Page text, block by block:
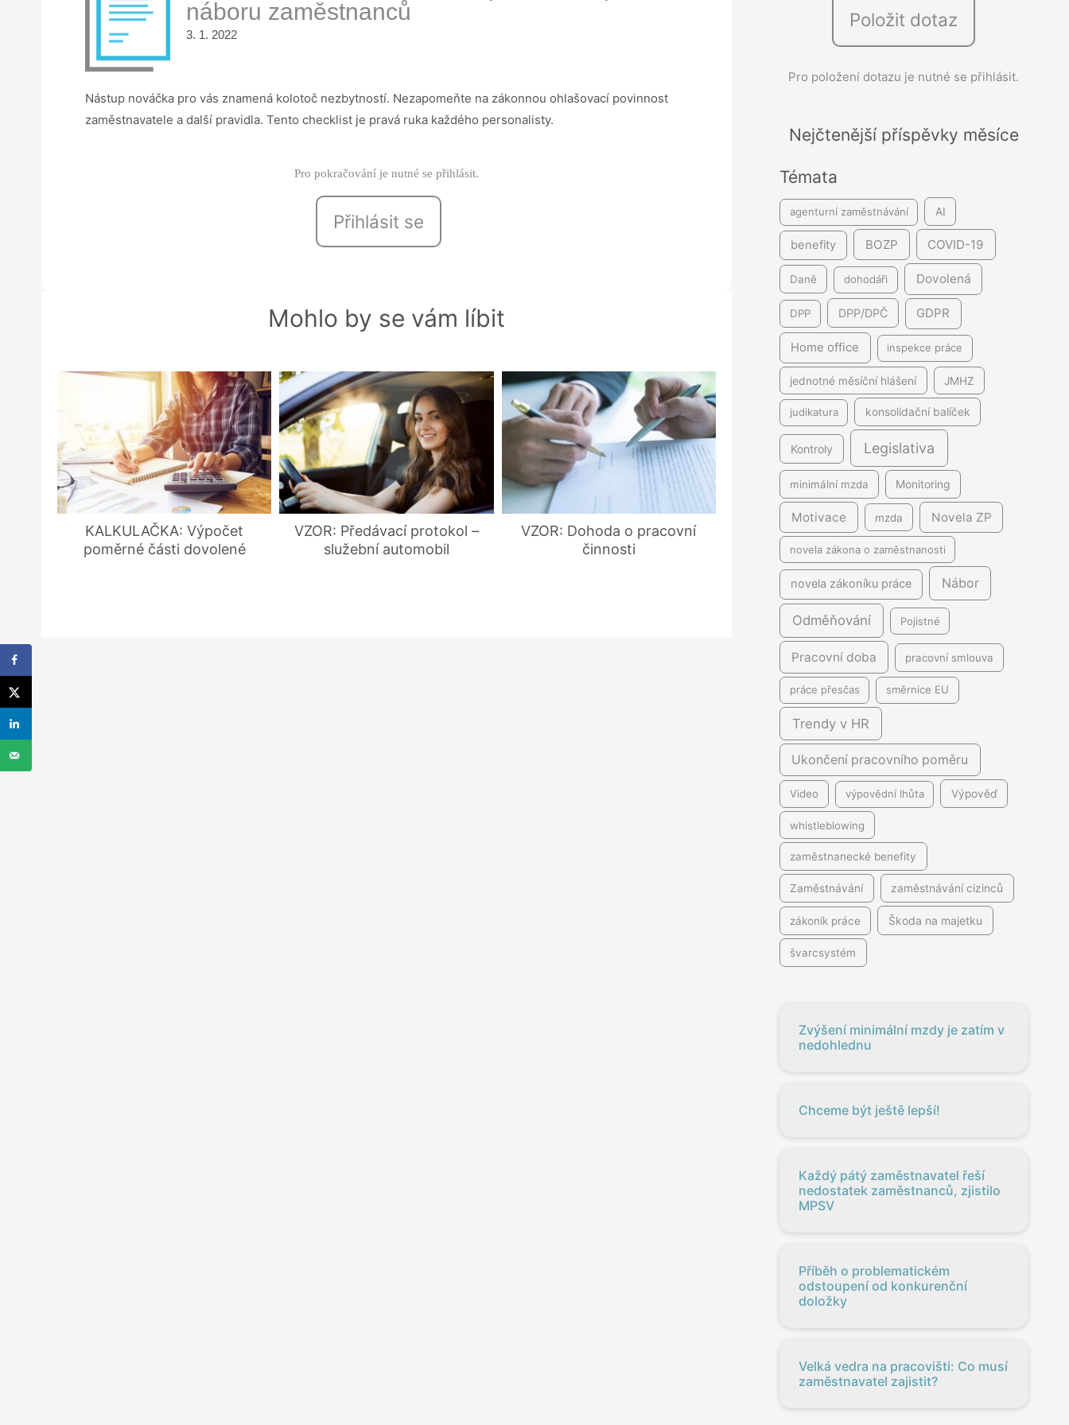
náboru zaměstnanců
3. 1. 2022
Nástup nováčka pro vás znamená kolotoč nezbytností. Nezapomeňte na zákonnou ohlašovací povinnost
zaměstnavatele a další pravidla. Tento checklist je pravá ruka každého personalisty.
Pro pokračování je nutné se přihlásit.
Přihlásit se
Mohlo by se vám líbit
KALKULAČKA: Výpočet
poměrné části dovolené
VZOR: Předávací protokol –
služební automobil
VZOR: Dohoda o pracovní
činnosti
Položit dotaz
Pro položení dotazu je nutné se přihlásit.
Nejčtenější příspěvky měsíce
Témata
agenturní zaměstnávání AI
benefity BOZP COVID-19
Daně dohodáři Dovolená
DPP DPP/DPČ GDPR
Home office inspekce práce
jednotné měsíční hlášení JMHZ
judikatura konsolidační balíček
Kontroly Legislativa
minimální mzda Monitoring
Motivace mzda Novela ZP
novela zákona o zaměstnanosti
novela zákoníku práce Nábor
Odměňování Pojistné
Pracovní doba pracovní smlouva
práce přesčas směrnice EU
Trendy v HR
Ukončení pracovního poměru
Video výpovědní lhůta Výpověď
whistleblowing
zaměstnanecké benefity
Zaměstnávání zaměstnávání cizinců
zákoník práce Škoda na majetku
švarcsystém
Zvýšení minimální mzdy je zatím v
nedohlednu
Chceme být ještě lepší!
Každý pátý zaměstnavatel řeší
nedostatek zaměstnanců, zjistilo
MPSV
Příběh o problematickém
odstoupení od konkurenční
doložky
Velká vedra na pracovišti: Co musí
zaměstnavatel zajistit?